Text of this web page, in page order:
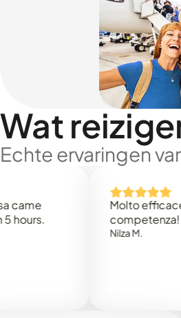
Wat
Echte ervaringen
Molto efficace!
competenza!